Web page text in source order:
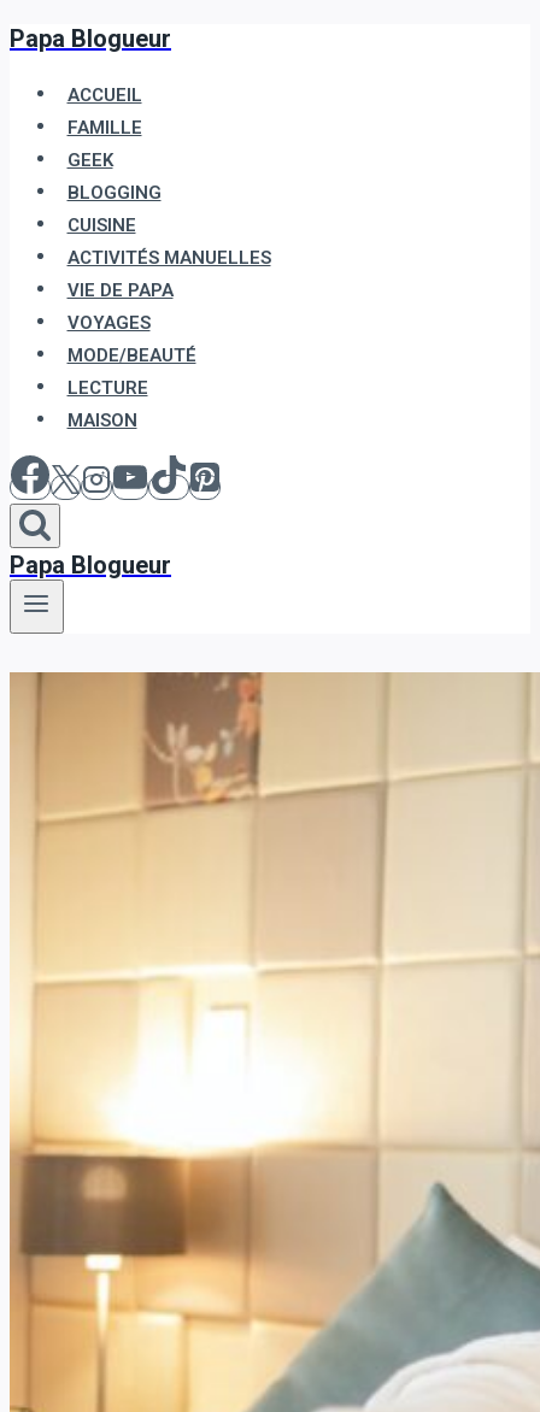
Aller
contenu
Papa Blogueur
ACCUEIL
FAMILLE
GEEK
BLOGGING
CUISINE
ACTIVITÉS MANUELLES
VIE DE PAPA
VOYAGES
MODE/BEAUTÉ
LECTURE
MAISON
Papa Blogueur